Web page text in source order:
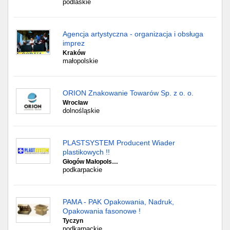
podlaskie
Agencja artystyczna - organizacja i obsługa
imprez
Kraków
małopolskie
ORION Znakowanie Towarów Sp. z o. o.
Wrocław
dolnośląskie
PLASTSYSTEM Producent Wiader
plastikowych !!
Głogów Małopols…
podkarpackie
PAMA - PAK Opakowania, Nadruk,
Opakowania fasonowe !
Tyczyn